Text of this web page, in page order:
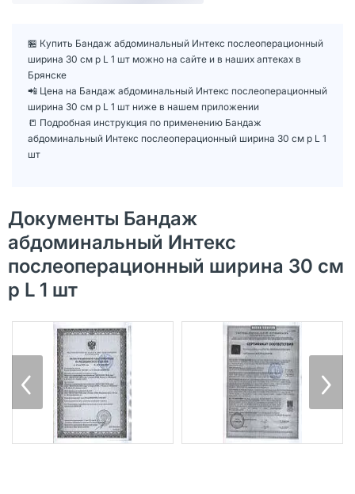
🏪 Купить Бандаж абдоминальный Интекс послеоперационный
ширина 30 см р L 1 шт можно на сайте и в наших аптеках в
Брянске
📲 Цена на Бандаж абдоминальный Интекс послеоперационный
ширина 30 см р L 1 шт ниже в нашем приложении
📒 Подробная инструкция по применению Бандаж
абдоминальный Интекс послеоперационный ширина 30 см р L 1
шт
Документы Бандаж
абдоминальный Интекс
послеоперационный ширина 30 см
р L 1 шт